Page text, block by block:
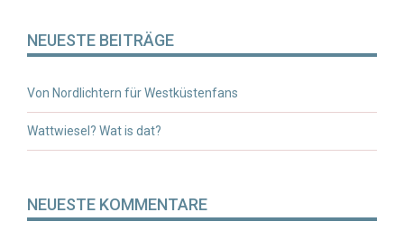
NEUESTE BEITRÄGE
Von Nordlichtern für Westküstenfans
Wattwiesel? Wat is dat?
NEUESTE KOMMENTARE